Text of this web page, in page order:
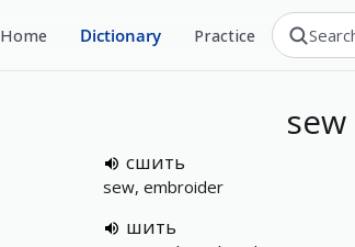
Home Dictionary Practice
sew
сшить
sew, embroider
шить